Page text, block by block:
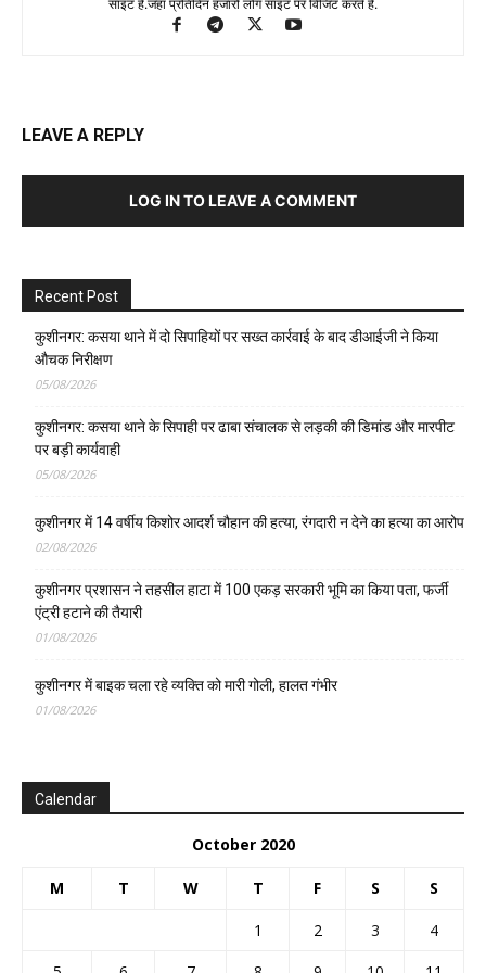
साइट है.जहा प्रतिदिन हजारों लोग साइट पर विजिट करते है.
LEAVE A REPLY
LOG IN TO LEAVE A COMMENT
Recent Post
कुशीनगर: कसया थाने में दो सिपाहियों पर सख्त कार्रवाई के बाद डीआईजी ने किया
औचक निरीक्षण
05/08/2026
कुशीनगर: कसया थाने के सिपाही पर ढाबा संचालक से लड़की की डिमांड और मारपीट
पर बड़ी कार्यवाही
05/08/2026
कुशीनगर में 14 वर्षीय किशोर आदर्श चौहान की हत्या, रंगदारी न देने का हत्या का आरोप
02/08/2026
कुशीनगर प्रशासन ने तहसील हाटा में 100 एकड़ सरकारी भूमि का किया पता, फर्जी
एंट्री हटाने की तैयारी
01/08/2026
कुशीनगर में बाइक चला रहे व्यक्ति को मारी गोली, हालत गंभीर
01/08/2026
Calendar
October 2020
M T W T F S S
1 2 3
4